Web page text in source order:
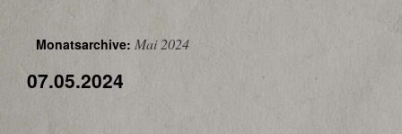
Monatsarchive: Mai 2024
07.05.2024